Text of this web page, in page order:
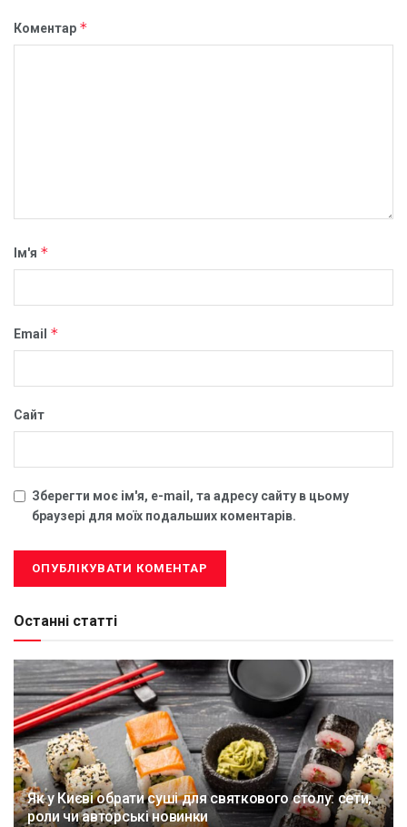
Коментар *
Ім'я *
Email *
Сайт
Зберегти моє ім'я, e-mail, та адресу сайту в цьому
браузері для моїх подальших коментарів.
Останні статті
Як у Києві обрати суші для святкового столу: сети,
роли чи авторські новинки